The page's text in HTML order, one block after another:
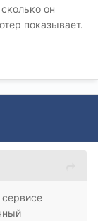
он
показывает.